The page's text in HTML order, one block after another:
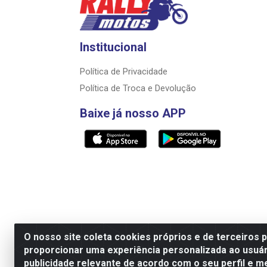
O nosso site coleta cookies próprios e de terceiros
proporcionar uma experiência personalizada ao
publicidade relevante de acordo com o seu perfil e
Institucional
Política de Privacidade
Política de Troca e Devolução
Baixe já nosso APP
Razão Social: Rally motos distribuidora,